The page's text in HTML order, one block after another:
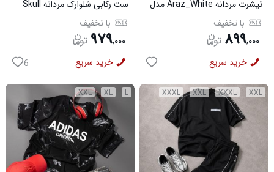
ست رکابی شلوارک مردانه Skull
مدل 3995 با تخفیف
۹۷۹,۰۰۰
خرید سریع 6
تیشرت مردانه Araz_White مدل
3992با تخفیف
۸۹۹,۰۰۰
خرید سریع
L
XL
XXL XXL
XXXL
XXL
XXXL